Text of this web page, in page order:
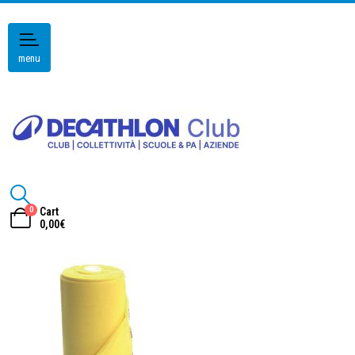
menu
0
Cart
0,00€